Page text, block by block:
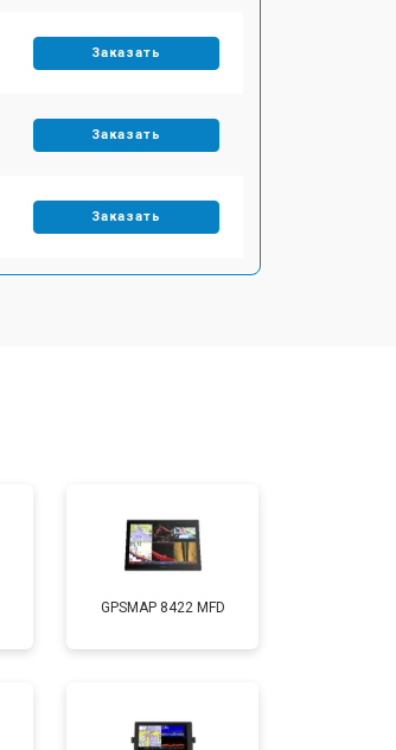
Заказать
Заказать
Заказать
GPSMAP 8422 MFD